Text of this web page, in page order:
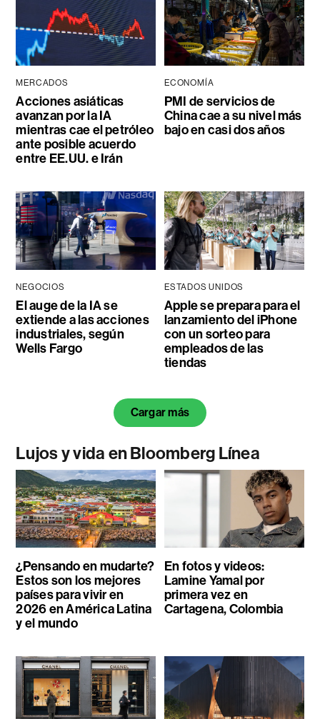
MERCADOS
Acciones asiáticas
avanzan por la IA
mientras cae el petróleo
ante posible acuerdo
entre EE.UU. e Irán
ECONOMÍA
PMI de servicios de
China cae a su nivel más
bajo en casi dos años
NEGOCIOS
El auge de la IA se
extiende a las acciones
industriales, según
Wells Fargo
ESTADOS UNIDOS
Apple se prepara para el
lanzamiento del iPhone
con un sorteo para
empleados de las
tiendas
Cargar más
Lujos y vida en Bloomberg Línea
¿Pensando en mudarte?
Estos son los mejores
países para vivir en
2026 en América Latina
y el mundo
En fotos y videos:
Lamine Yamal por
primera vez en
Cartagena, Colombia